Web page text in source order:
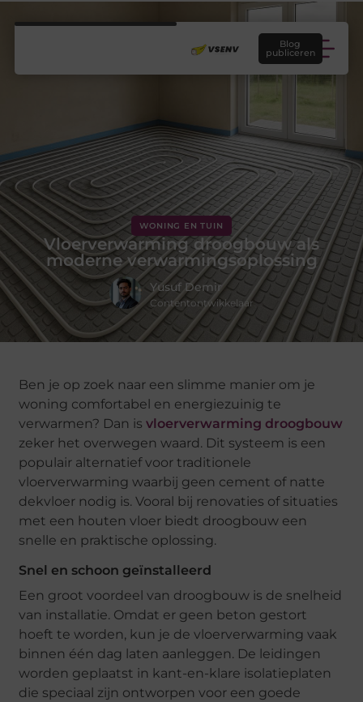
Blog
publiceren
WONING EN TUIN
Vloerverwarming droogbouw als
moderne verwarmingsoplossing
Yusuf Demir
Contentontwikkelaar
Ben je op zoek naar een slimme manier om je
woning comfortabel en energiezuinig te
verwarmen? Dan isvloerverwarming droogbouw
zeker het overwegen waard. Dit systeem is een
populair alternatief voor traditionele
vloerverwarming waarbij geen cement of natte
dekvloer nodig is. Vooral bij renovaties of situaties
met een houten vloer biedt droogbouw een
snelle en praktische oplossing.
Snel en schoon geïnstalleerd
Een groot voordeel van droogbouw is de snelheid
van installatie. Omdat er geen beton gestort
hoeft te worden, kun je de vloerverwarming vaak
binnen één dag laten aanleggen. De leidingen
worden geplaatst in kant-en-klare isolatieplaten
die speciaal zijn ontworpen voor een goede